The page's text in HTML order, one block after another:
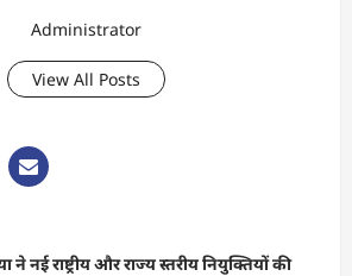
Administrator
View All Posts
नई राष्ट्रीय और राज्य स्तरीय नियुक्तियों की